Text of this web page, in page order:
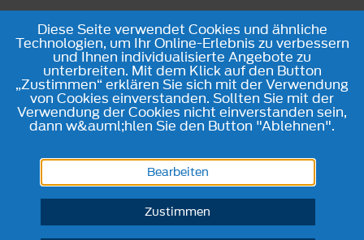
Diese Seite verwendet Cookies und ähnliche
Technologien, um Ihr Online-Erlebnis zu verbessern
und Ihnen individualisierte Angebote zu
unterbreiten. Mit dem Klick auf den Button
„Zustimmen“ erklären Sie sich mit der Verwendung
von Cookies einverstanden. Sollten Sie mit der
Verwendung der Cookies nicht einverstanden sein,
dann w&auml;hlen Sie den Button "Ablehnen".
Bearbeiten
Zustimmen